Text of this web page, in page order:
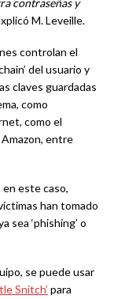
contraseñas y
M. Leveille.
controlan el
del usuario y
claves guardadas
como
como el
entre
este caso,
han tomado
sea ‘phishing’ o
se puede usar
Snitch’ para